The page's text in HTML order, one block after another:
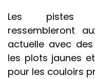
Les pistes
ressembleront
actuelle avec
les plots jaunes
pour les couloirs